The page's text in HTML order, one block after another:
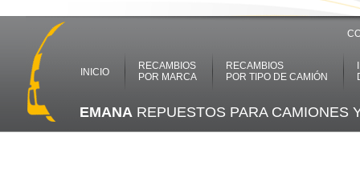
INICIO
RECAMBIOS
POR MARCA
RECAMBIOS
POR TIPO DE CAMIÓN
EMANA REPUESTOS PARA CAMIONES